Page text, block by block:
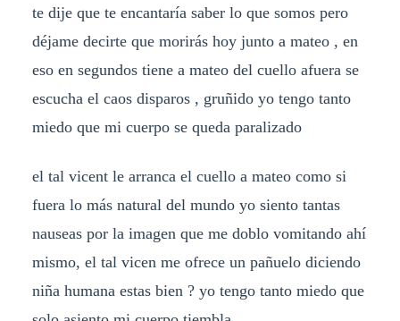
te dije que te encantaría saber lo que somos pero
déjame decirte que morirás hoy junto a mateo , en
eso en segundos tiene a mateo del cuello afuera se
escucha el caos disparos , gruñido yo tengo tanto
miedo que mi cuerpo se queda paralizado
el tal vicent le arranca el cuello a mateo como si
fuera lo más natural del mundo yo siento tantas
nauseas por la imagen que me doblo vomitando ahí
mismo, el tal vicen me ofrece un pañuelo diciendo
niña humana estas bien ? yo tengo tanto miedo que